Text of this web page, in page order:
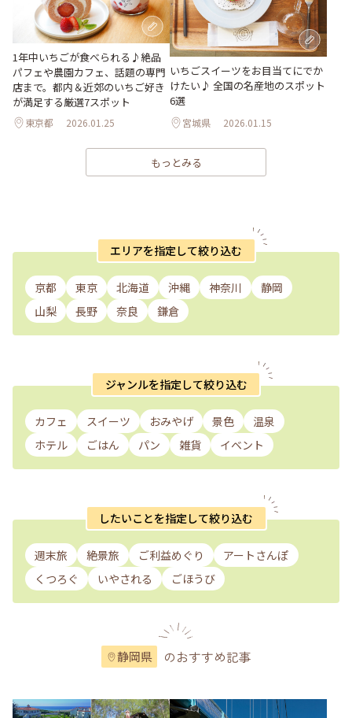
1年中いちごが食べられる♪絶品
パフェや農園カフェ、話題の専門
店まで。都内＆近郊のいちご好き
が満足する厳選7スポット
東京都 2026.01.25
いちごスイーツをお目当てにでか
けたい♪ 全国の名産地のスポット
6選
宮城県 2026.01.15
もっとみる
エリアを指定して絞り込む
京都 東京 北海道 沖縄 神奈川
静岡
山梨
長野 奈良 鎌倉
ジャンルを指定して絞り込む
カフェ スイーツ おみやげ 景色
温泉
ホテル
ごはん パン 雑貨 イベント
したいことを指定して絞り込む
週末旅 絶景旅 ご利益めぐり
アートさんぽ
くつろぐ
いやされる ごほうび
静岡県 のおすすめ記事